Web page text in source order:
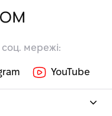
соц. мережі:
YouTube